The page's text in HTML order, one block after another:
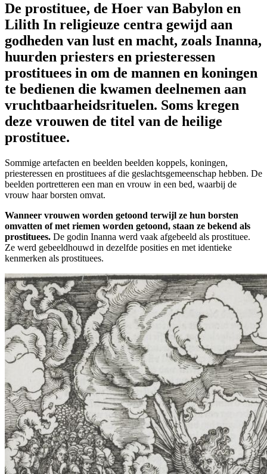
De prostituee, de Hoer van Babylon en
Lilith In religieuze centra gewijd aan
godheden van lust en macht, zoals Inanna,
huurden priesters en priesteressen
prostituees in om de mannen en koningen
te bedienen die kwamen deelnemen aan
vruchtbaarheidsrituelen. Soms kregen
deze vrouwen de titel van de heilige
prostituee.
Sommige artefacten en beelden beelden koppels, koningen,
priesteressen en prostituees af die geslachtsgemeenschap hebben. De
beelden portretteren een man en vrouw in een bed, waarbij de
vrouw haar borsten omvat.
Wanneer vrouwen worden getoond terwijl ze hun borsten
omvatten of met riemen worden getoond, staan ze bekend als
prostituees. De godin Inanna werd vaak afgebeeld als prostituee.
Ze werd gebeeldhouwd in dezelfde posities en met identieke
kenmerken als prostituees.